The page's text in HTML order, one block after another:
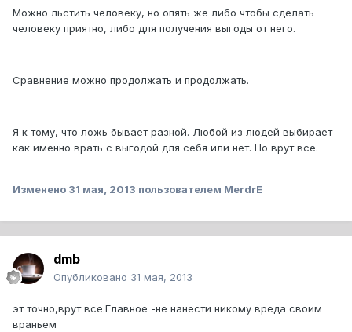
Можно льстить человеку, но опять же либо чтобы сделать
человеку приятно, либо для получения выгоды от него.
Сравнение можно продолжать и продолжать.
Я к тому, что ложь бывает разной. Любой из людей выбирает
как именно врать с выгодой для себя или нет. Но врут все.
Изменено 31 мая, 2013 пользователем MerdrE
dmb
Опубликовано 31 мая, 2013
эт точно,врут все.Главное -не нанести никому вреда своим
враньем